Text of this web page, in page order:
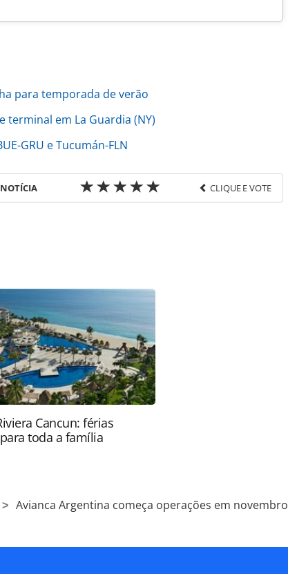
para temporada de verão
terminal em La Guardia (NY)
GRU e Tucumán-FLN
CLIQUE E VOTE
turismo/aviacao/2017/10/avianca-argentina-
ou as ferramentas oferecidas na página.
Editora é protegido pela legislação
reproduza o conteúdo sem autorização da
Cancun: férias
toda a família
Avianca Argentina começa operações em novembro